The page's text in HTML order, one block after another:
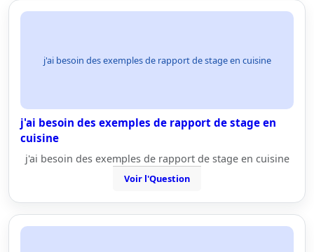
j'ai besoin des exemples de rapport de stage en cuisine
j'ai besoin des exemples de rapport de stage en
cuisine
j'ai besoin des exemples de rapport de stage en cuisine
Voir l'Question